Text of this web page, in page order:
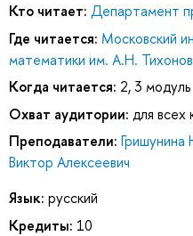
Кто читает: Департамент
Где читается: Московский
математики им. А.Н.
Когда читается: 2, 3 модуль
Охват аудитории: для
Преподаватели: Гришунина
Виктор Алексеевич
Язык: русский
Кредиты: 10